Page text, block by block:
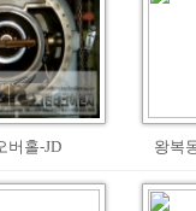
버홀-JD 왕복